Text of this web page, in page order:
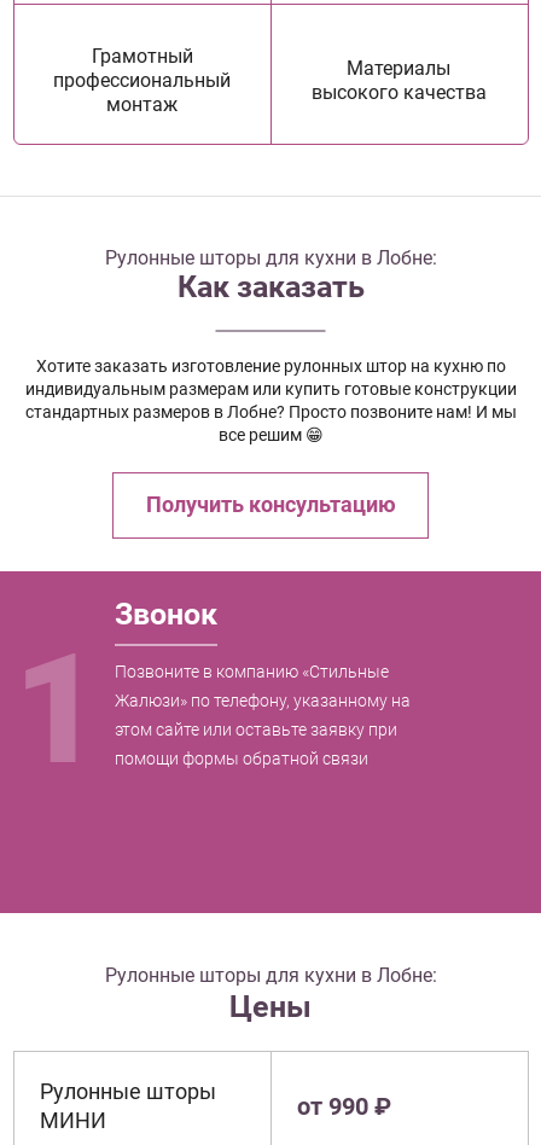
Грамотный
профессиональный
монтаж
Материалы
высокого качества
Рулонные шторы для кухни в Лобне:
Как заказать
Хотите заказать изготовление рулонных штор на кухню по
индивидуальным размерам или купить готовые конструкции
стандартных размеров в Лобне? Просто позвоните нам! И мы
все решим 😁
Получить консультацию
1
Звонок
Позвоните в компанию «Стильные
Жалюзи» по телефону, указанному на
этом сайте или оставьте заявку при
помощи формы обратной связи
Рулонные шторы для кухни в Лобне:
Цены
Рулонные шторы
МИНИ
от 990 ₽